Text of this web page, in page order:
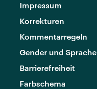
Impressum
Korrekturen
Kommentarregeln
Gender und Sprache
Barrierefreiheit
Farbschema